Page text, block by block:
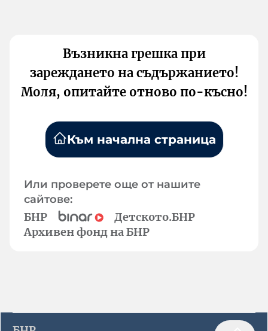
Възникна грешка при
зареждането на съдържанието!
Моля, опитайте отново по-късно!
Към начална страница
Или проверете още от нашите
сайтове:
БНР
Детското.БНР
Архивен фонд на БНР